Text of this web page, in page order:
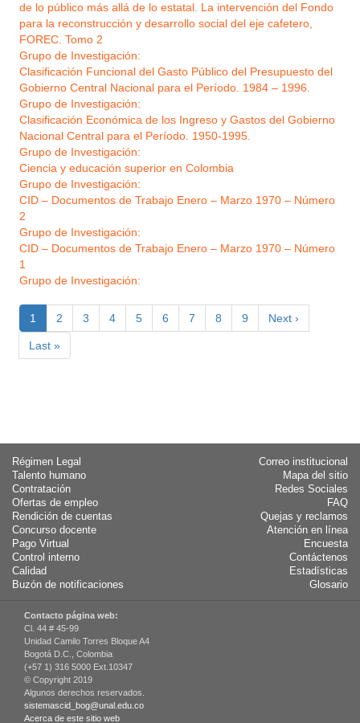
de lo público más allá de lo estatal. La intervención del Fondo
para la reconstrucción y desarrollo social del eje cafetero,
FOREC. Tomo 2
Grupo de Investigación:
Clasificación Funcional del Gasto Público del Presupuesto del
Gobierno Central Nacional para el Período. 1984 – 1996.
Grupo de Investigación:
Clasificación Económica de los Ingreso y Gastos del Gobierno
Nacional Central para el Período. 1950-1995.
Grupo de Investigación:
Ciencia y educación superior en Colombia
Grupo de Investigación:
CID – Documentos de Trabajo Enero – Marzo 1970 – Número
2
Grupo de Investigación:
CID – Documentos de Trabajo Enero – Marzo 1970 – Número
1
Grupo de Investigación:
Paginación
Página
actual
1 Page
2 Page
3 Page
4 Page
5 Page
6 Page
7 Page
8 Page
9
Siguiente
página
Next ›
Última
página
Last »
Régimen Legal
Talento humano
Contratación
Ofertas de empleo
Rendición de cuentas
Concurso docente
Pago Virtual
Control interno
Calidad
Buzón de notificaciones
Correo institucional
Mapa del sitio
Redes Sociales
FAQ
Quejas y reclamos
Atención en línea
Encuesta
Contáctenos
Estadísticas
Glosario
Contacto página web:
Cl. 44 # 45-99
Unidad Camilo Torres Bloque A4
Bogotá D.C., Colombia
(+57 1) 316 5000 Ext.10347
© Copyright 2019
Algunos derechos reservados.
sistemascid_bog@unal.edu.co
Acerca de este sitio web